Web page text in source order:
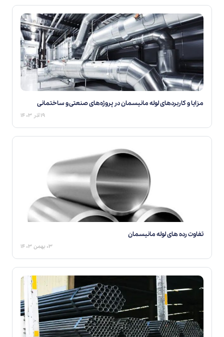
مزایا و کاربردهای لوله مانیسمان در پروژه‌های صنعتی و ساختمانی
۱۹ آذر ۱۴۰۳
تفاوت رده های لوله مانیسمان
۰۳ بهمن ۱۴۰۳